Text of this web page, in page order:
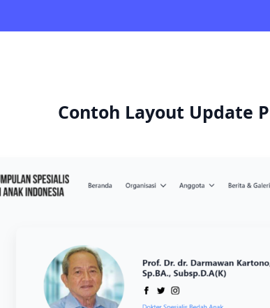
Contoh Layout Update